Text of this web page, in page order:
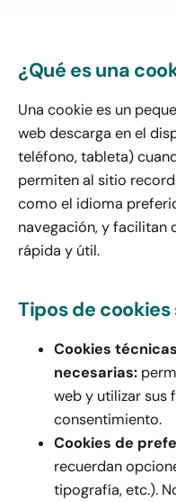
¿Qué es una
Una cookie es un
web descarga en el
teléfono, tableta)
permiten al sitio
como el idioma
navegación, y facilitan
rápida y útil.
Tipos de
Cookies
necesarias:
web y utilizar sus
consentimiento.
Cookies de
recuerdan
tipografía, etc.).